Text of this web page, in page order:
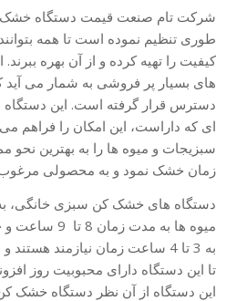
شرکت تام صنعت قیمت دستگاه خشک
طوری تنظیم نموده است تا همه
کیفیت را تهیه کرده و از آن بهره
های بسیار پر فروشی به شمار می آید
دسترس قرار گرفته است. این
ای که داراست، این امکان را فراهم می
سبزیجات و میوه ها را به بهترین نحو
زمان خشک نمود و به محصولی
دستگاه های خشک کن سبزی خانگی،
میوه ها به مدت
به 3 تا 4 ساعت زمان نیازمند
تا این دستگاه دارای محبوبیت روز
این دستگاه از آن نظر دستگاه خشک